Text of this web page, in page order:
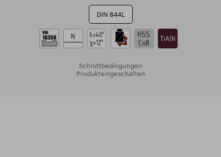
DIN 844L
Schnittbedingungen
Produkteingeschaften